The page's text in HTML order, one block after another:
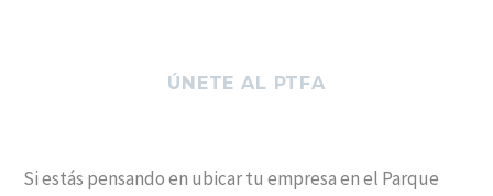
ÚNETE AL PTFA
Si estás pensando en ubicar tu empresa en el Parque